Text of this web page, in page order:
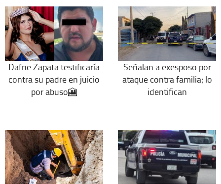
Dafne Zapata testificaría
contra su padre en juicio
por abuso🎦
Señalan a exesposo por
ataque contra familia; lo
identifican